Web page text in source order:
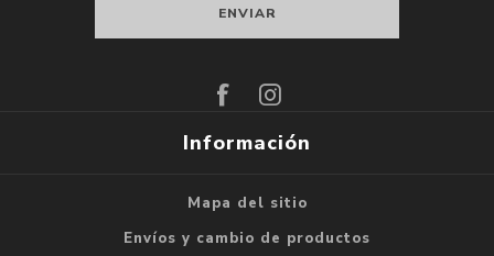
Información
Mapa del sitio
Envíos y cambio de productos